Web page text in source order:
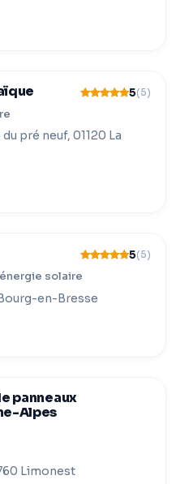
5(5)
pré neuf, 01120 La
5(5)
solaire
en-Bresse
panneaux
Alpes
Limonest